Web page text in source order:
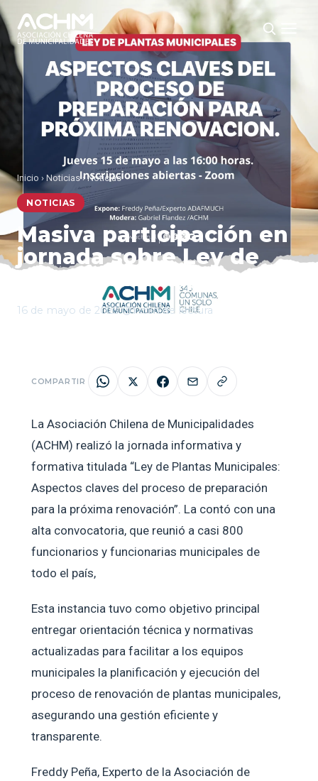
Inicio › Noticias›Noticias
NOTICIAS
Masiva participación en
jornada sobre Ley de
Plantas Municipales
16 de mayo de 2025· 1 min de lectura
COMPARTIR
La Asociación Chilena de Municipalidades
(ACHM) realizó la jornada informativa y
formativa titulada “Ley de Plantas Municipales:
Aspectos claves del proceso de preparación
para la próxima renovación”. La contó con una
alta convocatoria, que reunió a casi 800
funcionarios y funcionarias municipales de
todo el país,
Esta instancia tuvo como objetivo principal
entregar orientación técnica y normativas
actualizadas para facilitar a los equipos
municipales la planificación y ejecución del
proceso de renovación de plantas municipales,
asegurando una gestión eficiente y
transparente.
Freddy Peña, Experto de la Asociación de